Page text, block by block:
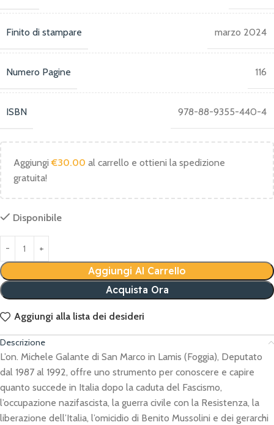
Finito di stampare marzo 2024
Numero Pagine 116
ISBN 978-88-9355-440-4
Aggiungi€30.00 al carrello e ottieni la spedizione
gratuita!
Disponibile
Aggiungi Al Carrello
Acquista Ora
Aggiungi alla lista dei desideri
Descrizione
L’on. Michele Galante di San Marco in Lamis (Foggia), Deputato
dal 1987 al 1992, offre uno strumento per conoscere e capire
quanto succede in Italia dopo la caduta del Fascismo,
l’occupazione nazifascista, la guerra civile con la Resistenza, la
liberazione dell’Italia, l’omicidio di Benito Mussolini e dei gerarchi